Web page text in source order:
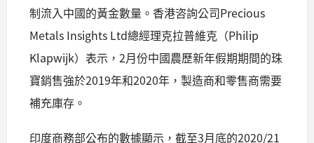
制流入中國的黃金數量。香港咨詢公司Precious
Metals Insights Ltd總經理克拉普維克（Philip
Klapwijk）表示，2月份中國農歷新年假期期間的珠
寶銷售強於2019年和2020年，製造商和零售商需要
補充庫存。
印度商務部公布的數據顯示，截至3月底的2020/21